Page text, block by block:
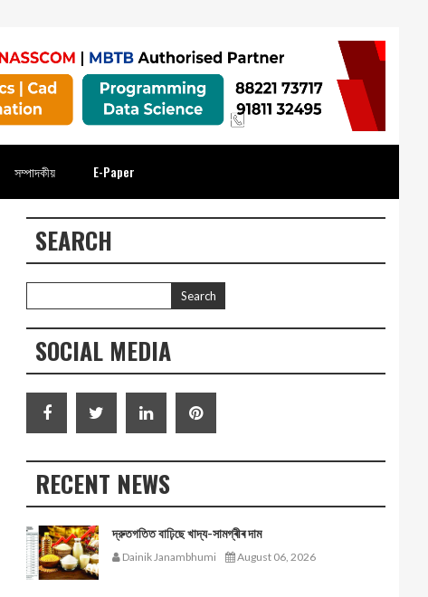
সম্পাদকীয় E-Paper
SEARCH
SOCIAL MEDIA
RECENT NEWS
দ্রুতগতিত বাঢ়িছে খাদ্য-সামগ্ৰীৰ দাম
Dainik Janambhumi August 06, 2026